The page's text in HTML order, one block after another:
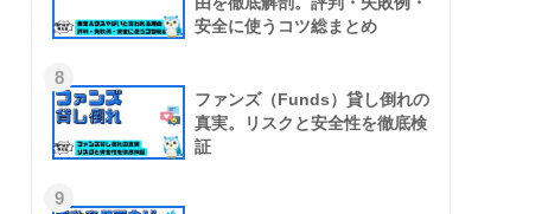
安全に使うコツ総まとめ
8
ファンズ（Funds）貸し倒れの
真実。リスクと安全性を徹底検
証
9